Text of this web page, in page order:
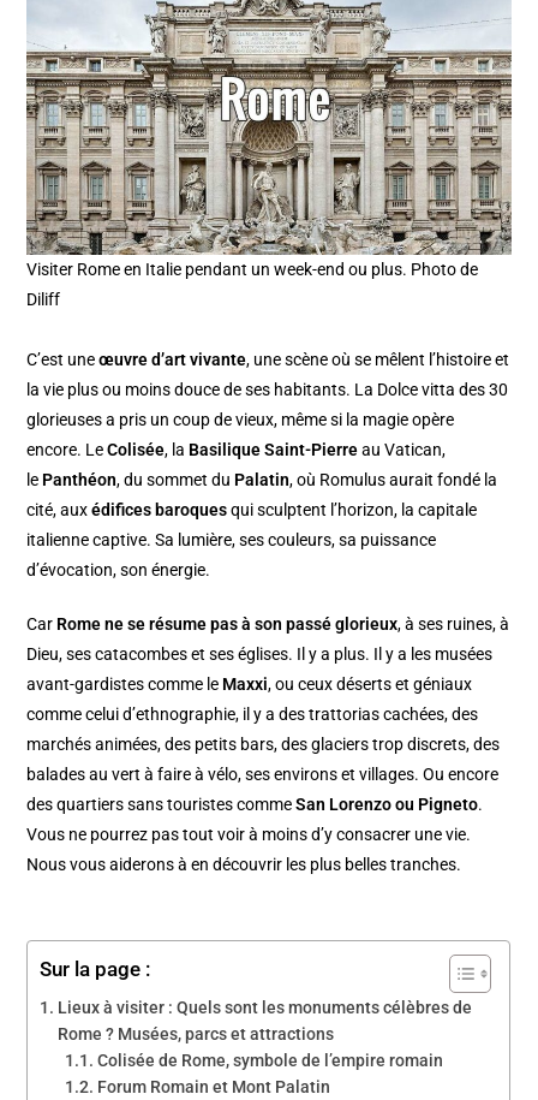
Visiter Rome en Italie pendant un week-end ou plus. Photo de
Diliff
C’est uneœuvre d’art vivante, une scène où se mêlent l’histoire et
la vie plus ou moins douce de ses habitants. La Dolce vitta des 30
glorieuses a pris un coup de vieux, même si la magie opère
encore. LeColisée, la Basilique Saint-Pierreau Vatican,
le Panthéon, du sommet du Palatin, où Romulus aurait fondé la
cité, auxédifices baroquesqui sculptent l’horizon, la capitale
italienne captive. Sa lumière, ses couleurs, sa puissance
d’évocation, son énergie.
Car Rome ne se résume pas à son passé glorieux, à ses ruines, à
Dieu, ses catacombes et ses églises. Il y a plus. Il y a les musées
avant-gardistes comme le Maxxi, ou ceux déserts et géniaux
comme celui d’ethnographie, il y a des trattorias cachées, des
marchés animées, des petits bars, des glaciers trop discrets, des
balades au vert à faire à vélo, ses environs et villages. Ou encore
des quartiers sans touristes commeSan Lorenzo ou Pigneto.
Vous ne pourrez pas tout voir à moins d’y consacrer une vie.
Nous vous aiderons à en découvrir les plus belles tranches.
Sur la page :
Lieux à visiter : Quels sont les monuments célèbres de
Rome ? Musées, parcs et attractions
Colisée de Rome, symbole de l’empire romain
Forum Romain et Mont Palatin